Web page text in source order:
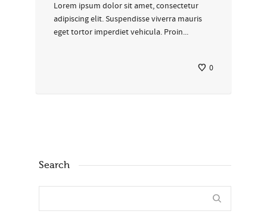
Lorem ipsum dolor sit amet, consectetur
adipiscing elit. Suspendisse viverra mauris
eget tortor imperdiet vehicula. Proin...
0
Search